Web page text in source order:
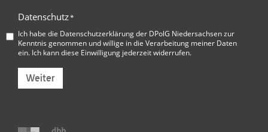
Datenschutz*
Ich habe die Datenschutzerklärung der DPolG Niedersachsenzur
Kenntnis genommen und willige in die Verarbeitung meiner Daten
ein. Ich kann diese Einwilligung jederzeit widerrufen.
Weiter